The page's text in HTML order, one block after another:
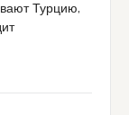
Турцию,